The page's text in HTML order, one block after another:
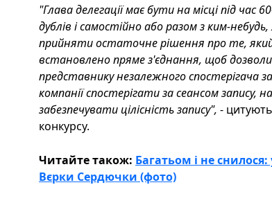
"Глава делегації має бути на місці під час
дублів і самостійно або разом з ким-
прийняти остаточне рішення про те, який
встановлено пряме з'єднання, щоб
представнику незалежного спостерігача
компанії спостерігати за сеансом
забезпечувати цілісність запису", -
конкурсу.
Читайте також: Багатьом і не
Вєрки Сердючки (фото)